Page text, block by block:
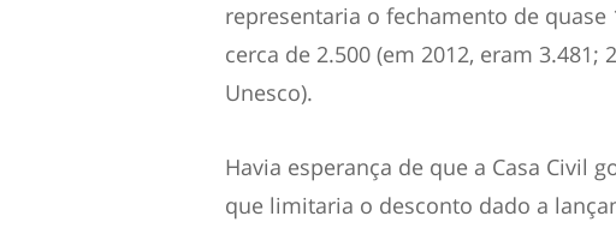
representaria o fechamento de
cerca de 2.500 (em 2012, eram
Unesco).
Havia esperança de que a Casa Civil
que limitaria o desconto dado a